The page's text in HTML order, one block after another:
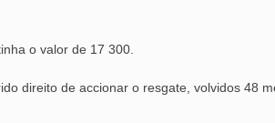
o valor de 17 300.
direito de accionar o resgate, volvidos 48